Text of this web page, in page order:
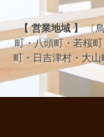
【 営業地域 】〔
町・八頭町・若桜
町・日吉津村・大